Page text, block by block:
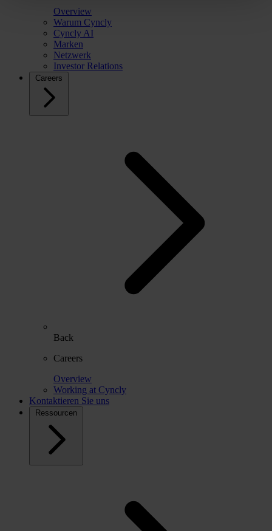
Overview
Warum Cyncly
Cyncly AI
Marken
Netzwerk
Investor Relations
Careers
Back
Careers
Overview
Working at Cyncly
Kontaktieren Sie uns
Ressourcen